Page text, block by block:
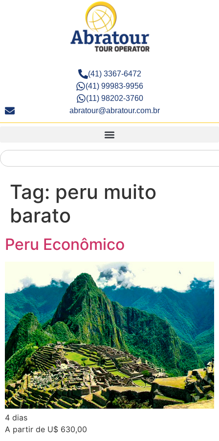
(41) 3367-6472
(41) 99983-9956
(11) 98202-3760
abratour@abratour.com.br
Tag: peru muito
barato
Peru Econômico
4 dias
A partir de U$ 630,00